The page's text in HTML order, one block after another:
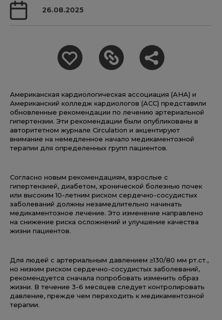
26.08.2025
Американская кардиологическая ассоциация (AHA) и
Американский колледж кардиологов (ACC) представили
обновленные рекомендации по лечению артериальной
гипертензии. Эти рекомендации были опубликованы в
авторитетном журнале Circulation и акцентируют
внимание на немедленное начало медикаментозной
терапии для определенных групп пациентов.
Согласно новым рекомендациям, взрослые с
гипертензией, диабетом, хронической болезнью почек
или высоким 10-летним риском сердечно-сосудистых
заболеваний должны незамедлительно начинать
медикаментозное лечение. Это изменение направлено
на снижение риска осложнений и улучшение качества
жизни пациентов.
Для людей с артериальным давлением ≥130/80 мм рт.ст.,
но низким риском сердечно-сосудистых заболеваний,
рекомендуется сначала попробовать изменить образ
жизни. В течение 3-6 месяцев следует контролировать
давление, прежде чем переходить к медикаментозной
терапии.